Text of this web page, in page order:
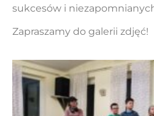
sukcesów i
Zapraszamy do galerii zdjęć!